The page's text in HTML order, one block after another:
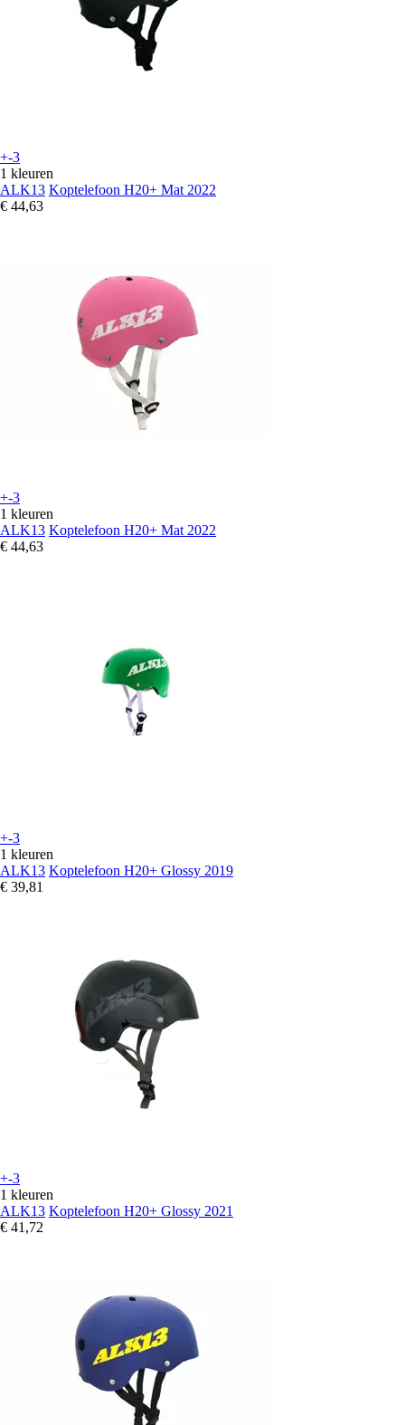
+-3
1 kleuren
ALK13 Koptelefoon H20+ Mat 2022
€ 44,63
+-3
1 kleuren
ALK13 Koptelefoon H20+ Mat 2022
€ 44,63
+-3
1 kleuren
ALK13 Koptelefoon H20+ Glossy 2019
€ 39,81
+-3
1 kleuren
ALK13 Koptelefoon H20+ Glossy 2021
€ 41,72